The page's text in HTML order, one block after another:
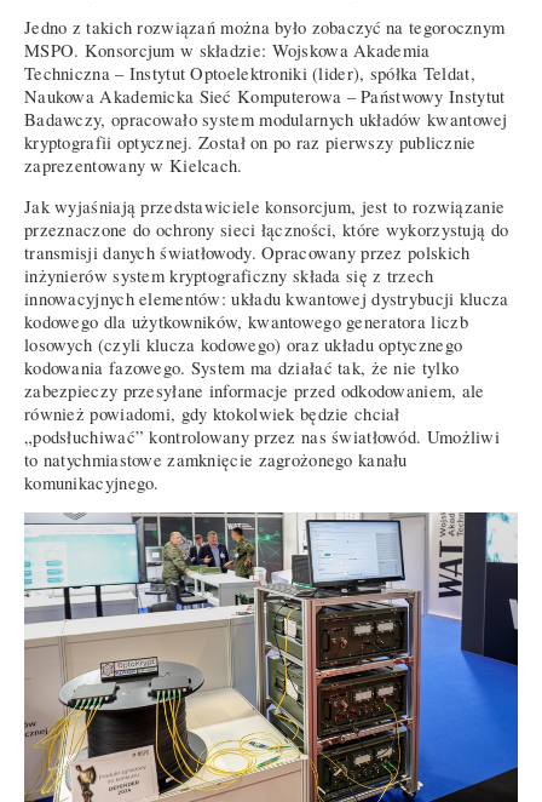
Jedno z takich rozwiązań można było zobaczyć na tegorocznym
MSPO. Konsorcjum w składzie: Wojskowa Akademia
Techniczna – Instytut Optoelektroniki (lider), spółka Teldat,
Naukowa Akademicka Sieć Komputerowa – Państwowy Instytut
Badawczy, opracowało system modularnych układów kwantowej
kryptografii optycznej. Został on po raz pierwszy publicznie
zaprezentowany w Kielcach.
Jak wyjaśniają przedstawiciele konsorcjum, jest to rozwiązanie
przeznaczone do ochrony sieci łączności, które wykorzystują do
transmisji danych światłowody. Opracowany przez polskich
inżynierów system kryptograficzny składa się z trzech
innowacyjnych elementów: układu kwantowej dystrybucji klucza
kodowego dla użytkowników, kwantowego generatora liczb
losowych (czyli klucza kodowego) oraz układu optycznego
kodowania fazowego. System ma działać tak, że nie tylko
zabezpieczy przesyłane informacje przed odkodowaniem, ale
również powiadomi, gdy ktokolwiek będzie chciał
„podsłuchiwać” kontrolowany przez nas światłowód. Umożliwi
to natychmiastowe zamknięcie zagrożonego kanału
komunikacyjnego.